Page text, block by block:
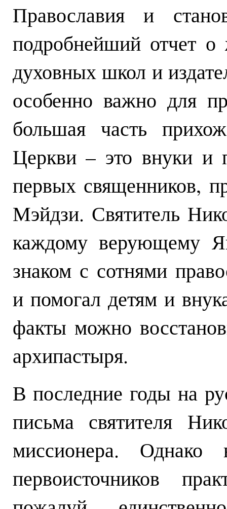
Православия и
подробнейший отчет
духовных школ и
особенно важно для
большая часть
Церкви – это внуки и
первых священников,
Мэйдзи. Святитель
каждому верующему
знаком с сотнями
и помогал детям и
факты можно
архипастыря.
В последние годы на
письма святителя
миссионера.
первоисточников